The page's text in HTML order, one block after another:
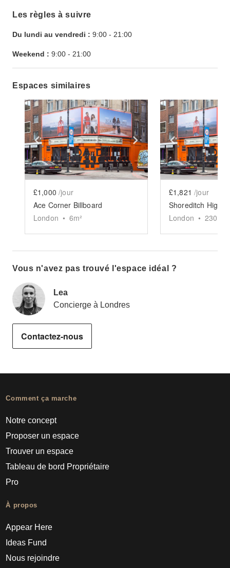
Les règles à suivre
Du lundi au vendredi : 9:00 - 21:00
Weekend : 9:00 - 21:00
Espaces similaires
Show previous slide Show next slide
£1,000 /jour
Ace Corner Billboard
London • 6m²
Show
£1,821 /jour
London • 2300
Vous n'avez pas trouvé l'espace idéal ?
Lea
Concierge à Londres
Contactez-nous
Comment ça marche
Notre concept
Proposer un espace
Trouver un espace
Tableau de bord Propriétaire
Pro
À propos
Appear Here
Ideas Fund
Nous rejoindre